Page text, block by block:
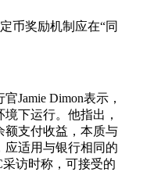
币奖励机制应在“同
Jamie Dimon表示，
下运行。他指出，
额支付收益，本质与
应适用与银行相同的
访时称，可接受的